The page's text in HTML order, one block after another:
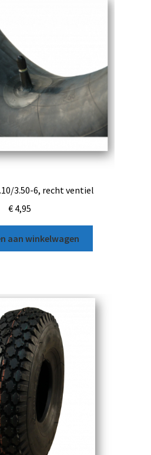
3.50-6, recht ventiel
€4,95
aan winkelwagen